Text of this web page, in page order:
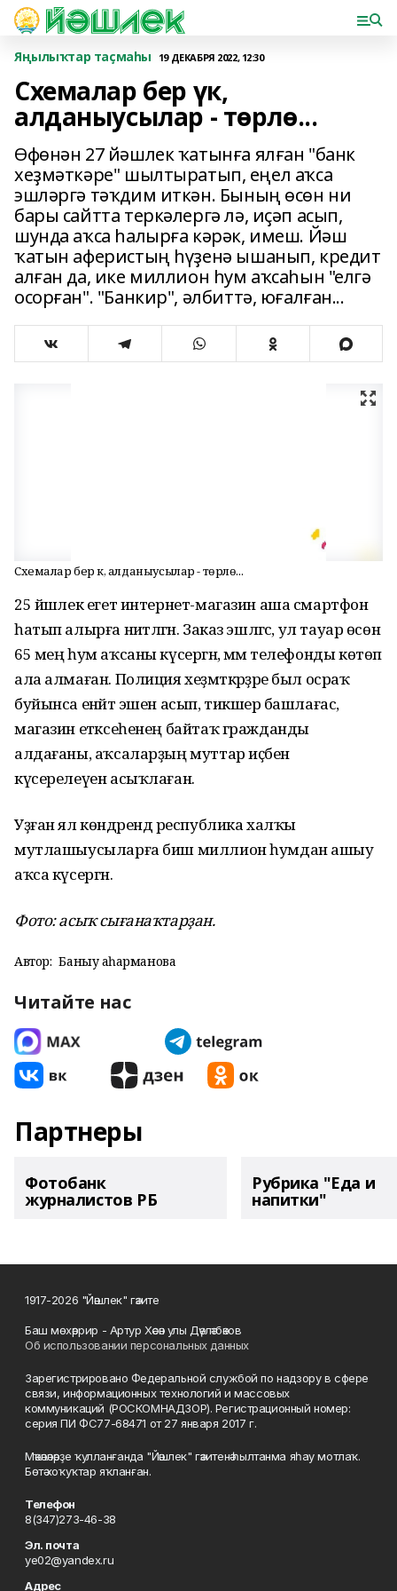
Яңылыҡтар таҫмаһы 19 ДЕКАБРЯ 2022, 12:30
Схемалар бер үк,
алданыусылар - төрлө...
Өфөнән 27 йәшлек ҡатынға ялған "банк
хеҙмәткәре" шылтыратып, еңел аҡса
эшләргә тәҡдим иткән. Бының өсөн ни
бары сайтта теркәлергә лә, иҫәп асып,
шунда аҡса һалырға кәрәк, имеш. Йәш
ҡатын аферистың һүҙенә ышанып, кредит
алған да, ике миллион һум аҡсаһын "елгә
осорған". "Банкир", әлбиттә, юғалған...
Схемалар бер үк, алданыусылар - төрлө...
25 йәшлек егет интернет-магазин аша смартфон
һатып алырға ниәтләгән. Заказ эшләгәс, ул тауар өсөн
65 мең һум аҡсаны күсергән, әммә телефонды көтөп
ала алмаған. Полиция хеҙмәткәрҙәре был осраҡ
буйынса енәйәт эшен асып, тикшерә башлағас,
магазин етәксеһенең байтаҡ гражданды
алдағаны, аҡсаларҙың муттар иҫәбенә
күсерелеүен асыҡлаған.
Уҙған ял көндәрендә республика халҡы
мутлашыусыларға биш миллион һумдан ашыу
аҡса күсергән.
Фото: асыҡ сығанаҡтарҙан.
Автор: Баныу Ҡаһарманова
Читайте нас
Партнеры
Фотобанк
журналистов РБ
Рубрика "Еда и
напитки"
1917-2026 "Йәшлек" гәзите
Баш мөхәррир - Артур Хәсән улы Дәүләтбәков
Об использовании персональных данных
Зарегистрировано Федеральной службой по надзору в сфере
связи, информационных технологий и массовых
коммуникаций (РОСКОМНАДЗОР). Регистрационный номер:
серия ПИ ФС77-68471 от 27 января 2017 г.
Мәҡәләләрҙе ҡулланғанда "Йәшлек" гәзитенә һылтанма яһау мотлаҡ.
Бөтә хоҡуҡтар яҡланған.
Телефон
8(347)273-46-38
Эл. почта
ye02@yandex.ru
Адрес